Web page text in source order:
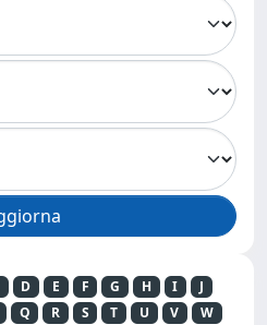
D E F G H I
J
Q R S T U V
W